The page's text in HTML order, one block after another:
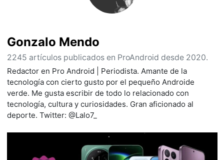
Gonzalo Mendo
2245 artículos publicados en ProAndroid desde 2020.
Redactor en Pro Android | Periodista. Amante de la
tecnología con cierto gusto por el pequeño Androide
verde. Me gusta escribir de todo lo relacionado con
tecnología, cultura y curiosidades. Gran aficionado al
deporte. Twitter: @Lalo7_